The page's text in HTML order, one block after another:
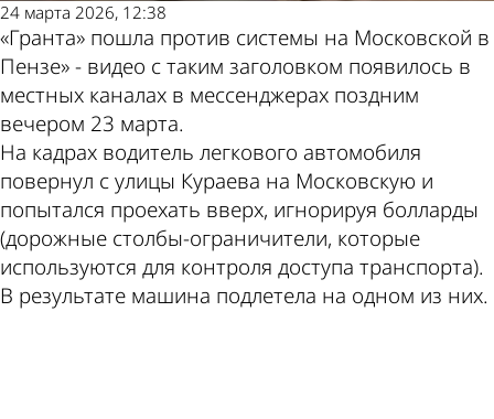
24 марта 2026, 12:38
«Гранта» пошла против системы на Московской в
Пензе» - видео с таким заголовком появилось в
местных каналах в мессенджерах поздним
вечером 23 марта.
На кадрах водитель легкового автомобиля
повернул с улицы Кураева на Московскую и
попытался проехать вверх, игнорируя болларды
(дорожные столбы-ограничители, которые
используются для контроля доступа транспорта).
В результате машина подлетела на одном из них.